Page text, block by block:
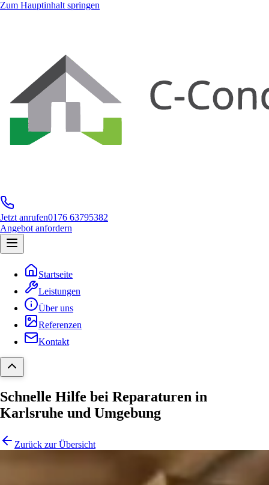
Zum Hauptinhalt springen
Jetzt anrufen0176 63795382
Angebot anfordern
Startseite
Leistungen
Über uns
Referenzen
Kontakt
Schnelle Hilfe bei Reparaturen in
Karlsruhe und Umgebung
Zurück zur Übersicht